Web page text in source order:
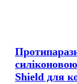
Shield для